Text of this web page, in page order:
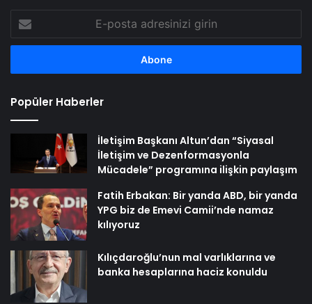
posta
adresinizi
Popüler Haberler
İletişim Başkanı Altun’dan “Siyasal
İletişim ve Dezenformasyonla
Mücadele” programına ilişkin paylaşım
Fatih Erbakan: Bir yanda ABD, bir yanda
YPG biz de Emevi Camii’nde namaz
kılıyoruz
Kılıçdaroğlu’nun mal varlıklarına ve
banka hesaplarına haciz konuldu